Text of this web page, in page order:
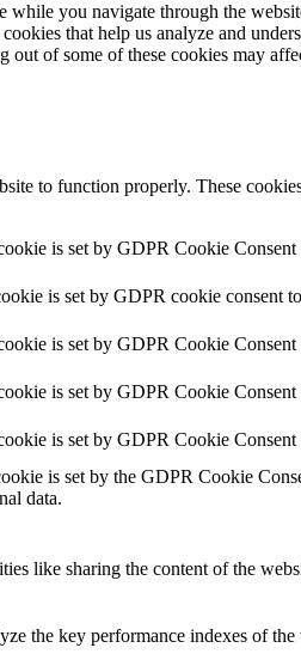
you navigate through the
that help us analyze and
of some of these cookies may
to function properly. These
is set by GDPR Cookie
is set by GDPR cookie consent
is set by GDPR Cookie
is set by GDPR Cookie
is set by GDPR Cookie
is set by the GDPR Cookie
data.
like sharing the content of the
the key performance indexes of